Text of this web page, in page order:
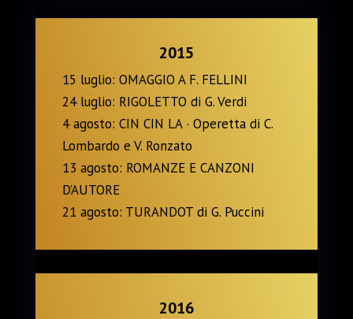
2015
15 luglio: OMAGGIO A F. FELLINI
24 luglio: RIGOLETTO di G. Verdi
4 agosto: CIN CIN LA · Operetta di C.
Lombardo e V. Ronzato
13 agosto: ROMANZE E CANZONI
D’AUTORE
21 agosto: TURANDOT di G. Puccini
2016